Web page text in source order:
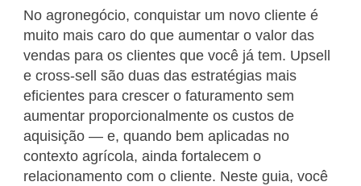
No agronegócio, conquistar um novo cliente é
muito mais caro do que aumentar o valor das
vendas para os clientes que você já tem. Upsell
e cross-sell são duas das estratégias mais
eficientes para crescer o faturamento sem
aumentar proporcionalmente os custos de
aquisição — e, quando bem aplicadas no
contexto agrícola, ainda fortalecem o
relacionamento com o cliente. Neste guia, você